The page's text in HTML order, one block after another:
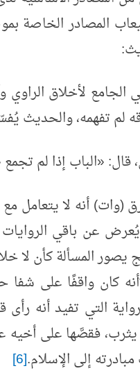
المصادر الخاصة
لأخلاق الراوي
لم تفهمه، والحديث
قال:«الباب إذا لم
(وات) أنه لا يتعامل
عن باقي
يصور المسألة كأن
كان واقفًا على شفا
التي تفيد أنه
فقصَّها على أخيه
إلى الإسلام.[6]